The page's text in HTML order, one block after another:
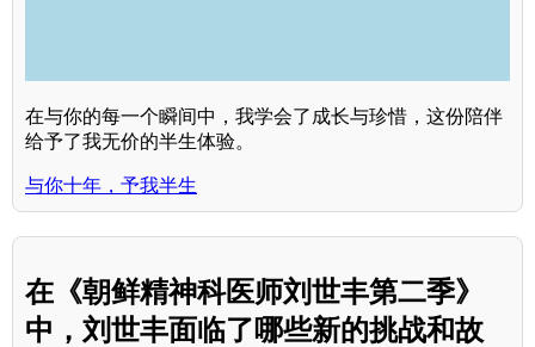
在与你的每一个瞬间中，我学会了成长与珍惜，这份陪伴
给予了我无价的半生体验。
与你十年，予我半生
在《朝鲜精神科医师刘世丰第二季》
中，刘世丰面临了哪些新的挑战和故